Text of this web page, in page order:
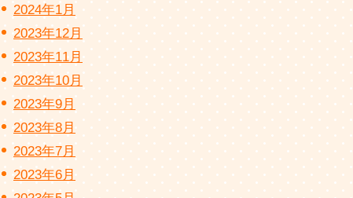
2024年1月
2023年12月
2023年11月
2023年10月
2023年9月
2023年8月
2023年7月
2023年6月